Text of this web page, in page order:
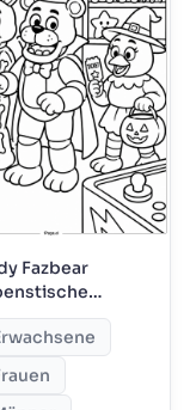
Fazbear
Nacht